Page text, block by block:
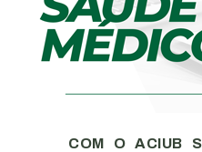
COM O ACIUB